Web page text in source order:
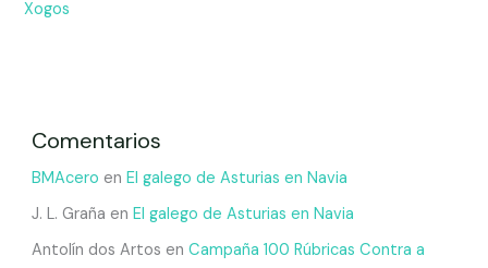
Xogos
Comentarios
BMAcero en El galego de Asturias en Navia
J. L. Graña en El galego de Asturias en Navia
Antolín dos Artos en Campaña 100 Rúbricas Contra a